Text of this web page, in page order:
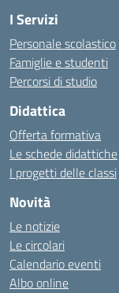
I Servizi
Personale scolastico
Famiglie e studenti
Percorsi di studio
Didattica
Offerta formativa
Le schede didattiche
I progetti delle classi
Novità
Le notizie
Le circolari
Calendario eventi
Albo online